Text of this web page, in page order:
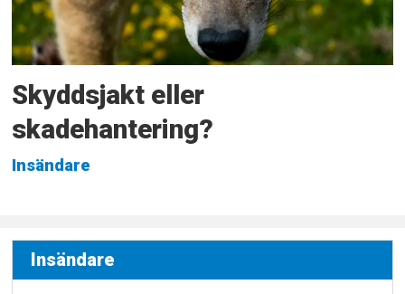
Skyddsjakt eller
skadehantering?
Insändare
Insändare